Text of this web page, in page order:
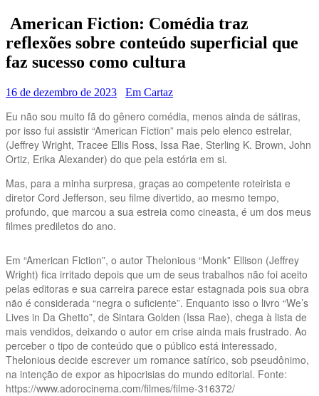
American Fiction: Comédia traz
reflexões sobre conteúdo superficial que
faz sucesso como cultura
16 de dezembro de 2023 Em Cartaz
Eu não sou muito fã do gênero comédia, menos ainda de sátiras,
por isso fui assistir “American Fiction” mais pelo elenco estrelar,
(Jeffrey Wright, Tracee Ellis Ross, Issa Rae, Sterling K. Brown, John
Ortiz, Erika Alexander) do que pela estória em si.
Mas, para a minha surpresa, graças ao competente roteirista e
diretor Cord Jefferson, seu filme divertido, ao mesmo tempo,
profundo, que marcou a sua estreia como cineasta, é um dos meus
filmes prediletos do ano.
Em “American Fiction”, o autor Thelonious “Monk” Ellison (Jeffrey
Wright) fica irritado depois que um de seus trabalhos não foi aceito
pelas editoras e sua carreira parece estar estagnada pois sua obra
não é considerada “negra o suficiente”. Enquanto isso o livro “We’s
Lives in Da Ghetto”, de Sintara Golden (Issa Rae), chega à lista de
mais vendidos, deixando o autor em crise ainda mais frustrado. Ao
perceber o tipo de conteúdo que o público está interessado,
Thelonious decide escrever um romance satírico, sob pseudônimo,
na intenção de expor as hipocrisias do mundo editorial. Fonte:
https://www.adorocinema.com/filmes/filme-316372/